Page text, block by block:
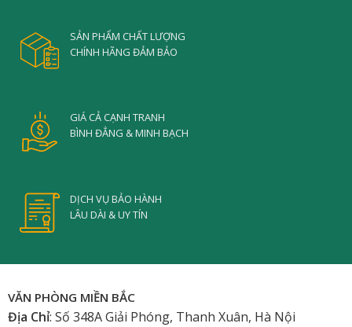
SẢN PHẨM CHẤT LƯỢNG
CHÍNH HÃNG ĐẢM BẢO
GIÁ CẢ CẠNH TRANH
BÌNH ĐẲNG & MINH BẠCH
DỊCH VỤ BẢO HÀNH
LÂU DÀI & UY TÍN
VĂN PHÒNG MIỀN BẮC
Địa Chỉ: Số 348A Giải Phóng, Thanh Xuân, Hà Nội